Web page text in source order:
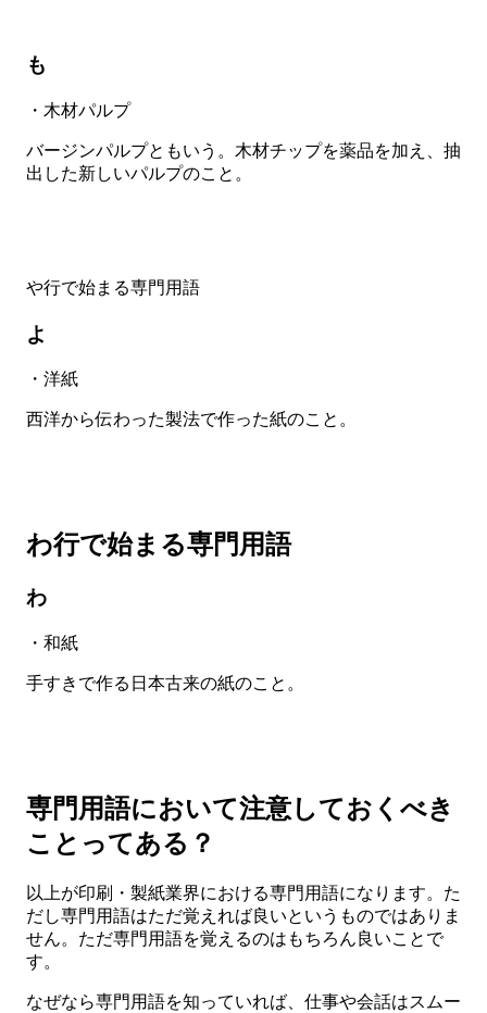
も
・木材パルプ
バージンパルプともいう。木材チップを薬品を加え、抽
出した新しいパルプのこと。
や行で始まる専門用語
よ
・洋紙
西洋から伝わった製法で作った紙のこと。
わ行で始まる専門用語
わ
・和紙
手すきで作る日本古来の紙のこと。
専門用語において注意しておくべき
ことってある？
以上が印刷・製紙業界における専門用語になります。た
だし専門用語はただ覚えれば良いというものではありま
せん。ただ専門用語を覚えるのはもちろん良いことで
す。
なぜなら専門用語を知っていれば、仕事や会話はスムー